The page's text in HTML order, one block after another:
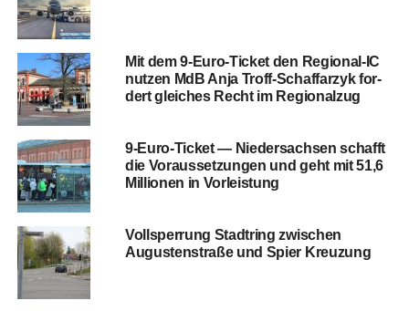
Mit dem 9‑Eu­ro-Ticket den Regio­nal-IC
nut­zen MdB Anja Troff-Schaffar­zyk for­
dert glei­ches Recht im Regionalzug
9‑Eu­ro-Ticket — Nie­der­sach­sen schafft
die Vor­aus­set­zun­gen und geht mit 51,6
Mil­lio­nen in Vorleistung
Voll­sper­rung Stadt­ring zwi­schen
Augus­ten­stra­ße und Spier Kreuzung